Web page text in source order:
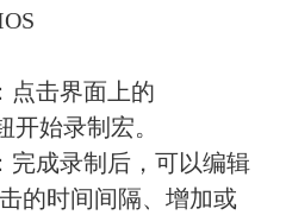
点击界面上的
开始录制宏。
完成录制后，可以编辑
的时间间隔、增加或